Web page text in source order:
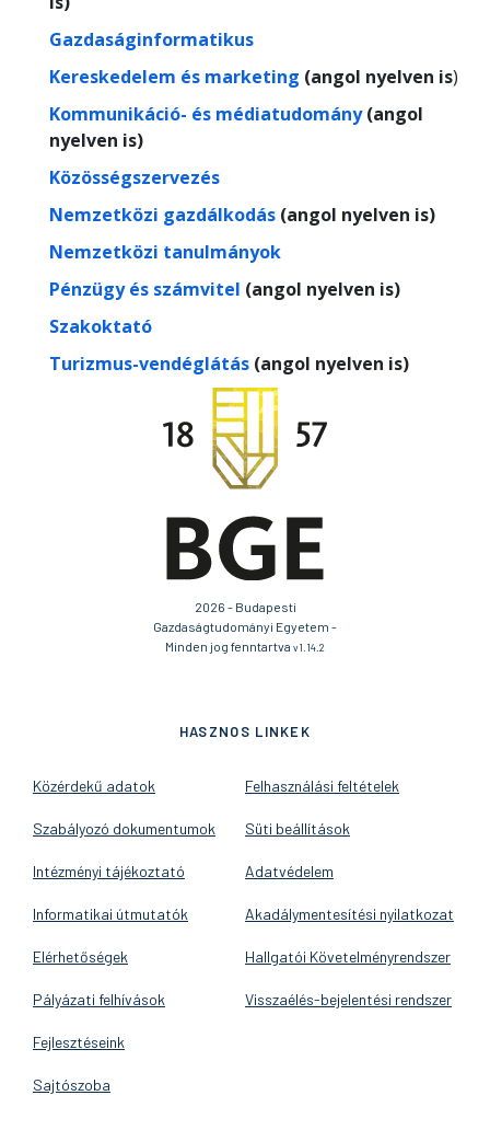
Gazdaságinformatikus
Kereskedelem és marketing (angol nyelven is)
Kommunikáció- és médiatudomány(angol
nyelven is)
Közösségszervezés
Nemzetközi gazdálkodás (angol nyelven is)
Nemzetközi tanulmányok
Pénzügy és számvitel (angol nyelven is)
Szakoktató
Turizmus-vendéglátás (angol nyelven is)
2026 - Budapesti
Gazdaságtudományi Egyetem -
Minden jog fenntartva v1.14.2
HASZNOS LINKEK
Közérdekű adatok
Szabályozó dokumentumok
Intézményi tájékoztató
Informatikai útmutatók
Elérhetőségek
Pályázati felhívások
Fejlesztéseink
Sajtószoba
Felhasználási feltételek
Süti beállítások
Adatvédelem
Akadálymentesítési nyilatkozat
Hallgatói Követelményrendszer
Visszaélés-bejelentési rendszer